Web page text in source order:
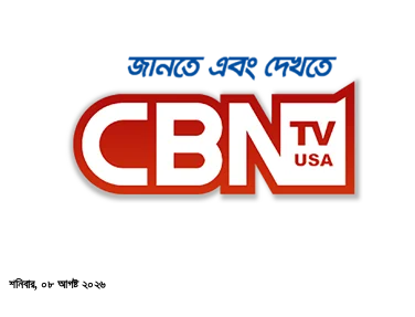
শনিবার, ০৮ আগষ্ট ২০২৬